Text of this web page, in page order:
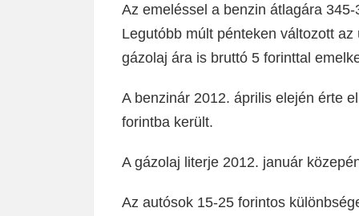
Az emeléssel a benzin átlagára
Legutóbb múlt pénteken változott
gázolaj ára is bruttó 5 forinttal
A benzinár 2012. április elején érte
forintba került.
A gázolaj literje 2012. január
Az autósok 15-25 forintos